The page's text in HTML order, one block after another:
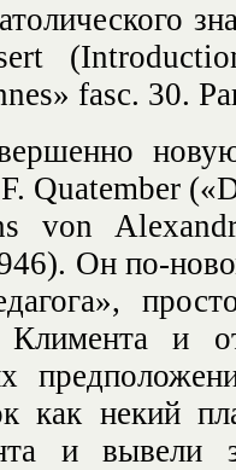
fasc. 30.
F. Quatember
von
Он по-
и
как некий
и вывели